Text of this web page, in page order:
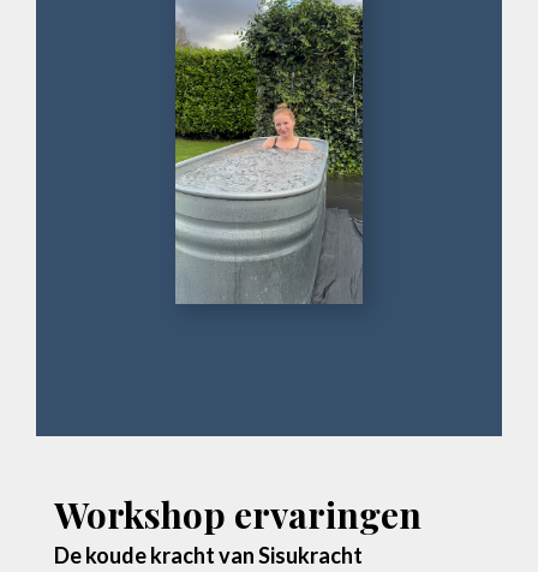
Workshop ervaringen
De koude kracht van Sisukracht